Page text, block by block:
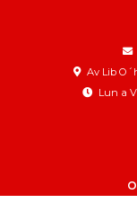
Av Lib
Lun a